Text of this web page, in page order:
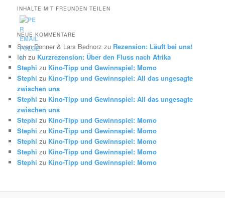
INHALTE MIT FREUNDEN TEILEN
NEUE KOMMENTARE
Sven Donner & Lars Bednorz zu Rezension: Läuft bei uns!
Ich zu Kurzrezension: Über den Fluss nach Afrika
Stephi zu Kino-Tipp und Gewinnspiel: Momo
Stephi zu Kino-Tipp und Gewinnspiel: All das ungesagte
zwischen uns
Stephi zu Kino-Tipp und Gewinnspiel: All das ungesagte
zwischen uns
Stephi zu Kino-Tipp und Gewinnspiel: Momo
Stephi zu Kino-Tipp und Gewinnspiel: Momo
Stephi zu Kino-Tipp und Gewinnspiel: Momo
Stephi zu Kino-Tipp und Gewinnspiel: Momo
Stephi zu Kino-Tipp und Gewinnspiel: Momo